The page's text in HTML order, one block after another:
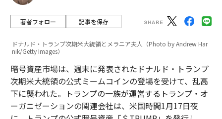
著者フォロー 記事を保存
ドナルド・トランプ次期米大統領とメラニア夫人（Photo by Andrew Har
nik/Getty Images）
暗号資産市場は、週末に発表されたドナルド・トランプ
次期米大統領の公式ミームコインの登場を受けて、乱高
下に襲われた。トランプの一族が運営するトランプ・オ
ーガニゼーションの関連会社は、米国時間1月17日夜